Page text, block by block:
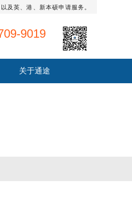
及英、港、新本硕申请服务。
9019
关于通途